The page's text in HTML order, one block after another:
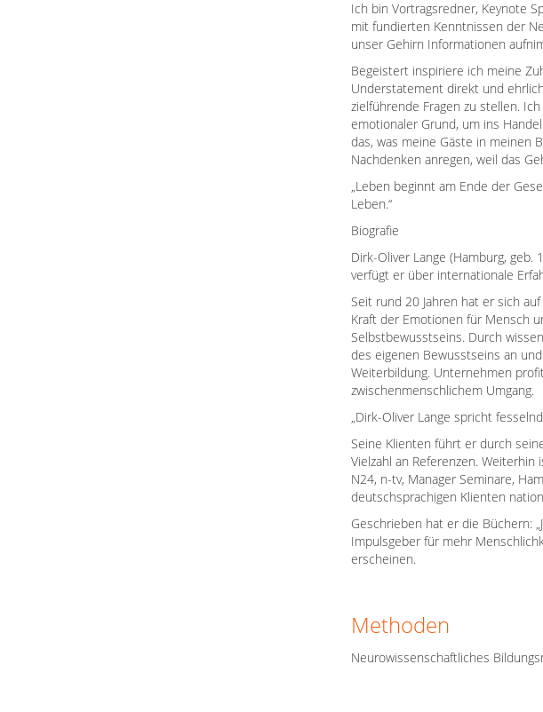
Ich bin Vortragsredner, Keynote
mit fundierten Kenntnissen der
unser Gehirn Informationen
Begeistert inspiriere ich meine
Understatement direkt und
zielführende Fragen zu stellen.
emotionaler Grund, um ins
das, was meine Gäste in meinen
Nachdenken anregen, weil das
„Leben beginnt am Ende der
Leben.“
Biografie
Dirk-Oliver Lange (Hamburg,
verfügt er über internationale
Seit rund 20 Jahren hat er sich
Kraft der Emotionen für Mensch
Selbstbewusstseins. Durch
des eigenen Bewusstseins an
Weiterbildung. Unternehmen
zwischenmenschlichem Umgang.
„Dirk-Oliver Lange spricht
Seine Klienten führt er durch
Vielzahl an Referenzen.
N24, n-tv, Manager Seminare,
deutschsprachigen Klienten
Geschrieben hat er die Büchern:
Impulsgeber für mehr
erscheinen.
Methoden
Neurowissenschaftliches